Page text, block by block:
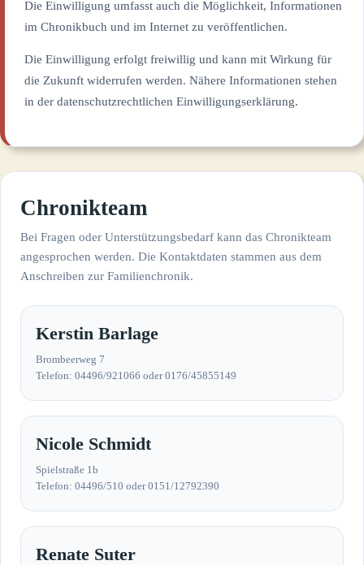
Die Einwilligung umfasst auch die Möglichkeit, Informationen
im Chronikbuch und im Internet zu veröffentlichen.
Die Einwilligung erfolgt freiwillig und kann mit Wirkung für
die Zukunft widerrufen werden. Nähere Informationen stehen
in der datenschutzrechtlichen Einwilligungserklärung.
Chronikteam
Bei Fragen oder Unterstützungsbedarf kann das Chronikteam
angesprochen werden. Die Kontaktdaten stammen aus dem
Anschreiben zur Familienchronik.
Kerstin Barlage
Brombeerweg 7
Telefon: 04496/921066 oder 0176/45855149
Nicole Schmidt
Spielstraße 1b
Telefon: 04496/510 oder 0151/12792390
Renate Suter